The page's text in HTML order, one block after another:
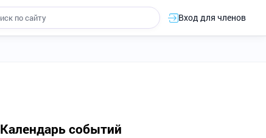
Вход для членов
Календарь событий